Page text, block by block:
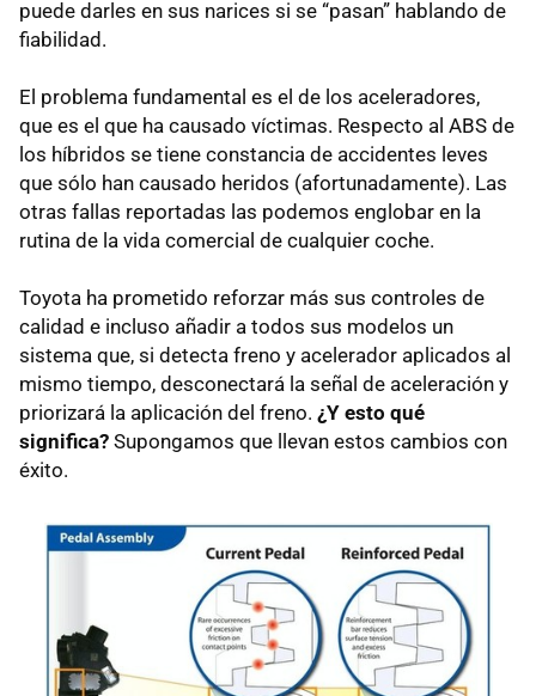
puede darles en sus narices si se “pasan” hablando de
fiabilidad.
El problema fundamental es el de los aceleradores,
que es el que ha causado víctimas. Respecto al ABS de
los híbridos se tiene constancia de accidentes leves
que sólo han causado heridos (afortunadamente). Las
otras fallas reportadas las podemos englobar en la
rutina de la vida comercial de cualquier coche.
Toyota ha prometido reforzar más sus controles de
calidad e incluso añadir a todos sus modelos un
sistema que, si detecta freno y acelerador aplicados al
mismo tiempo, desconectará la señal de aceleración y
priorizará la aplicación del freno. ¿Y esto qué
significa? Supongamos que llevan estos cambios con
éxito.